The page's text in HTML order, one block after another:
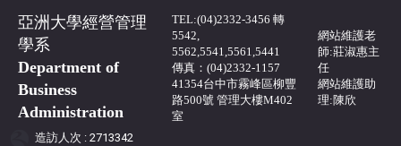
亞洲大學經營管理
學系
Department of
Business
Administration
TEL:(04)2332-3456 轉
5542,
5562,5541,5561,5441
傳真：(04)2332-1157
41354台中市霧峰區柳豐
路500號 管理大樓M402
室
網站維護老
師:莊淑惠主
任
網站維護助
理:陳欣
造訪人次 : 2713342